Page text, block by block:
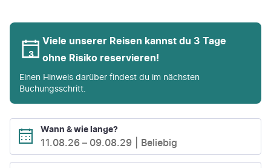
Viele unserer Reisen kannst du 3 Tage
ohne Risiko reservieren!
Einen Hinweis darüber findest du im nächsten
Buchungsschritt.
Wann & wie lange?
11.08.26 – 09.08.29 Beliebig